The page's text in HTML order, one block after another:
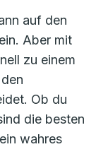
auf den
Aber mit
zu einem
Ob du
die besten
wahres